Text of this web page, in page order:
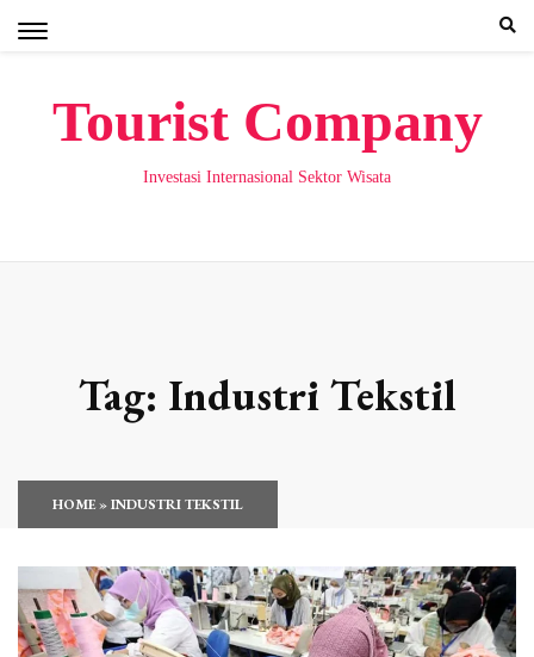
Tourist Company
Investasi Internasional Sektor Wisata
Tag: Industri Tekstil
HOME»INDUSTRI TEKSTIL